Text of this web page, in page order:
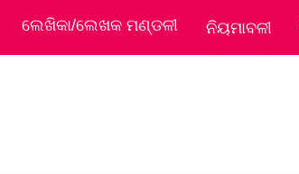
ଲେଖିକା/ଲେଖକ ମଣ୍ଡଳୀ ନିୟମାବଳୀ